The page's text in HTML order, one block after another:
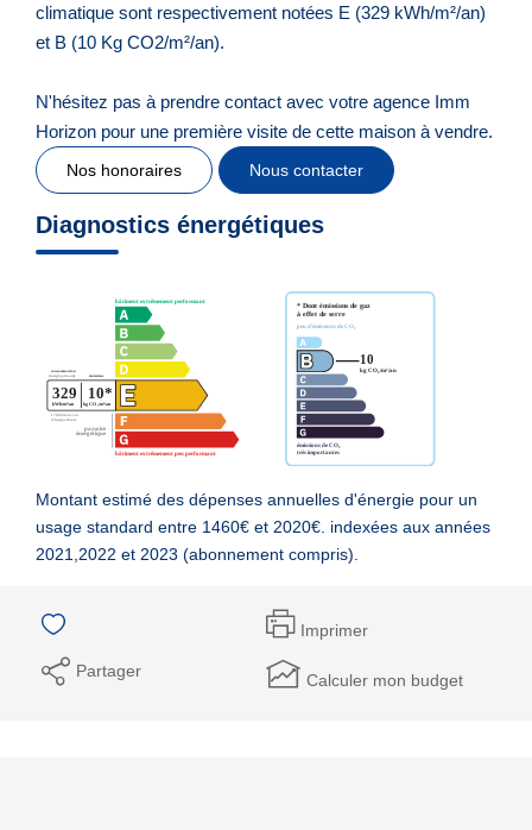
climatique sont respectivement notées E (329 kWh/m²/an)
et B (10 Kg CO2/m²/an).
N'hésitez pas à prendre contact avec votre agence Imm
Horizon pour une première visite de cette maison à vendre.
Nos honoraires Nous contacter
Diagnostics énergétiques
Montant estimé des dépenses annuelles d'énergie pour un
usage standard entre 1460€ et 2020€. indexées aux années
2021,2022 et 2023 (abonnement compris).
Imprimer
Partager Calculer mon budget